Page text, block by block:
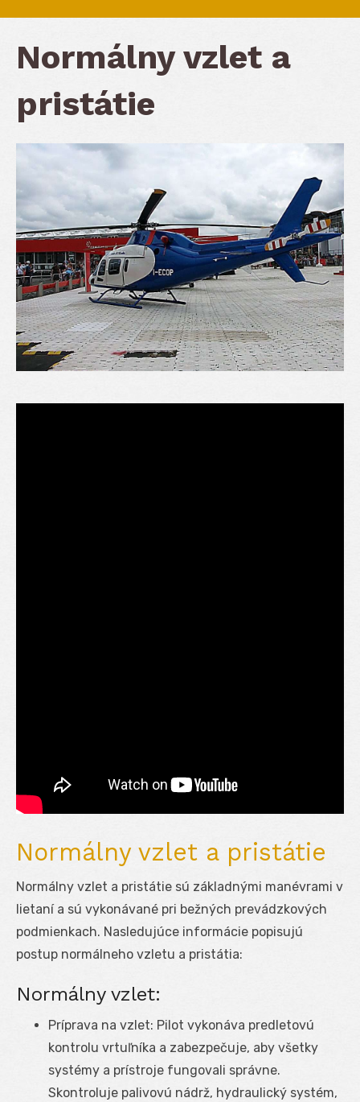
Normálny vzlet a
pristátie
Normálny vzlet a pristátie
Normálny vzlet a pristátie sú základnými manévrami v
lietaní a sú vykonávané pri bežných prevádzkových
podmienkach. Nasledujúce informácie popisujú
postup normálneho vzletu a pristátia:
Normálny vzlet:
Príprava na vzlet: Pilot vykonáva predletovú
kontrolu vrtuľníka a zabezpečuje, aby všetky
systémy a prístroje fungovali správne.
Skontroluje palivovú nádrž, hydraulický systém,